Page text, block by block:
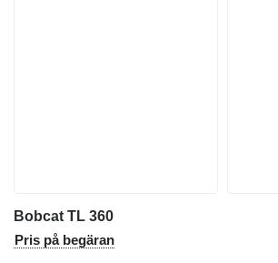
Bobcat TL 360
Pris på begäran